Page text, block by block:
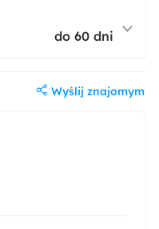
do 60 dni
Wyślij znajomym